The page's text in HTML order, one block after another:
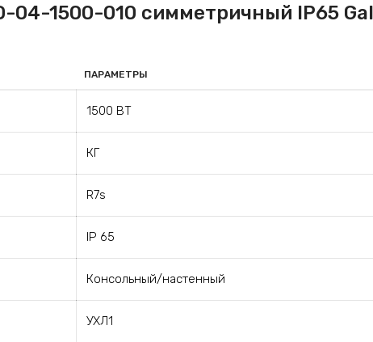
04-1500-010 симметричный IP65
ПАРАМЕТРЫ
1500 ВТ
КГ
R7s
IP 65
Консольный/настенный
УХЛ1